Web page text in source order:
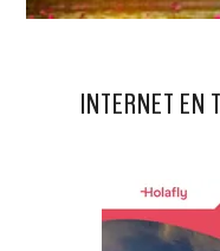
INTERNET EN